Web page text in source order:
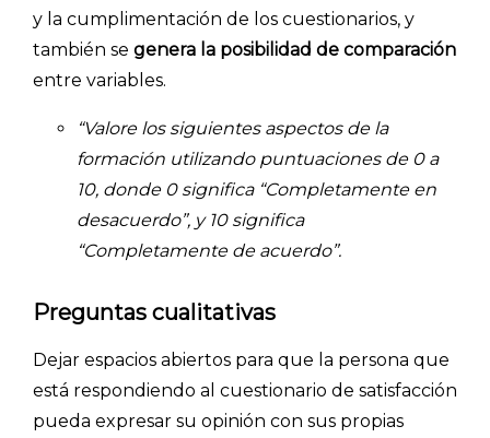
y la cumplimentación de los cuestionarios, y
también se genera la posibilidad de comparación
entre variables.
“Valore los siguientes aspectos de la
formación utilizando puntuaciones de 0 a
10, donde 0 significa “Completamente en
desacuerdo”, y 10 significa
“Completamente de acuerdo”.
Preguntas cualitativas
Dejar espacios abiertos para que la persona que
está respondiendo al cuestionario de satisfacción
pueda expresar su opinión con sus propias